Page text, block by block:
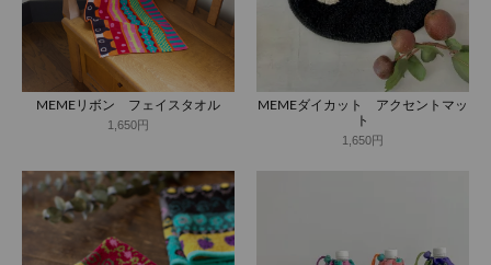
MEMEリボン フェイスタオル
1,650円
MEMEダイカット アクセントマッ
ト
1,650円